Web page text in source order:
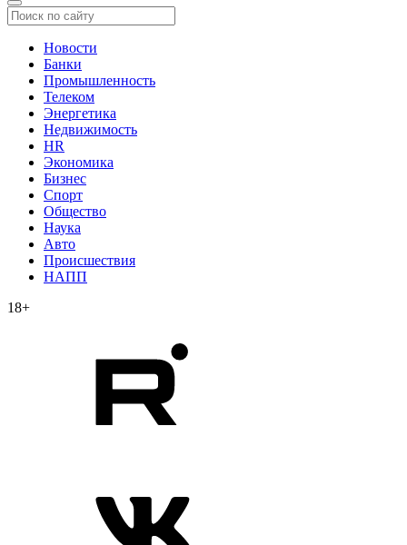
Новости
Банки
Промышленность
Телеком
Энергетика
Недвижимость
HR
Экономика
Бизнес
Спорт
Общество
Наука
Авто
Происшествия
НАПП
18+